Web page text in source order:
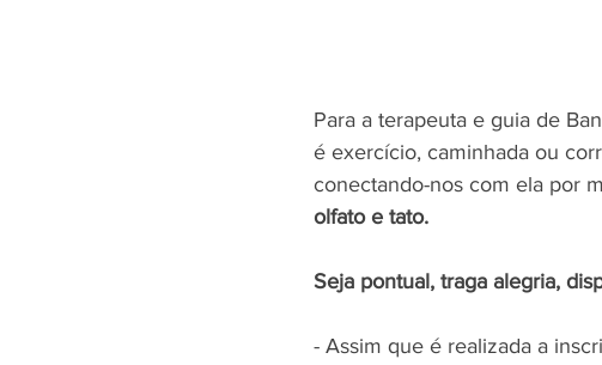
Para a terapeuta e guia de
é exercício, caminhada ou
conectando-nos com ela por
olfato e tato.
Seja pontual, traga alegria,
- Assim que é realizada a